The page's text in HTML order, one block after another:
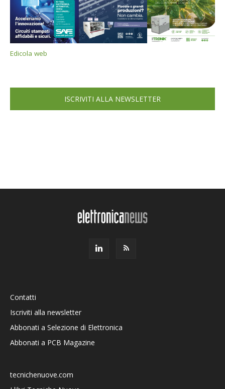
Edicola web
ISCRIVITI ALLA NEWSLETTER
Contatti
Iscriviti alla newsletter
Abbonati a Selezione di Elettronica
Abbonati a PCB Magazine
tecnichenuove.com